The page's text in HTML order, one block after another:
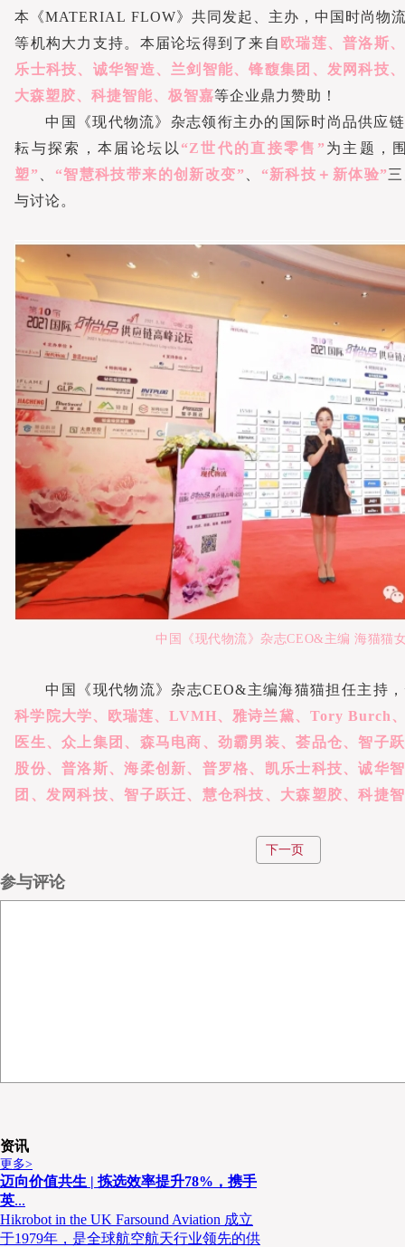
本《MATERIAL FLOW》共同发起、主办，中国时尚物
等机构大力支持。本届论坛得到了来自 欧瑞莲、普洛斯
乐士科技、诚华智造、兰剑智能、锋馥集团、发网科技
大森塑胶、科捷智能、极智嘉等企业鼎力赞助！
中国《现代物流》杂志领衔主办的国际时尚品供应
耘与探索，本届论坛以 “Z世代的直接零售” 为主题，
塑”
“智慧科技带来的创新改变” “新科技＋新体验”
与讨论。
中国《现代物流》杂志CEO&主编 海猫猫
中国《现代物流》杂志CEO&主编海猫猫担任主持
科学院大学、欧瑞莲、LVMH、雅诗兰黛、Tory Burch
医生、众上集团、森马电商、劲霸男装、荟品仓、智子
股份、普洛斯、海柔创新、普罗格、凯乐士科技、诚华
团、发网科技、智子跃迁、慧仓科技、大森塑胶、科捷
下一页
参与评论
资讯
更多>
迈向价值共生 | 拣选效率提升78%，携手
英...
Hikrobot in the UK Farsound Aviation 成立
于1979年，是全球航空航天行业领先的供